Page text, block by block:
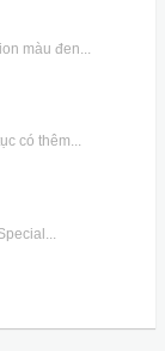
màu đen...
có thêm...